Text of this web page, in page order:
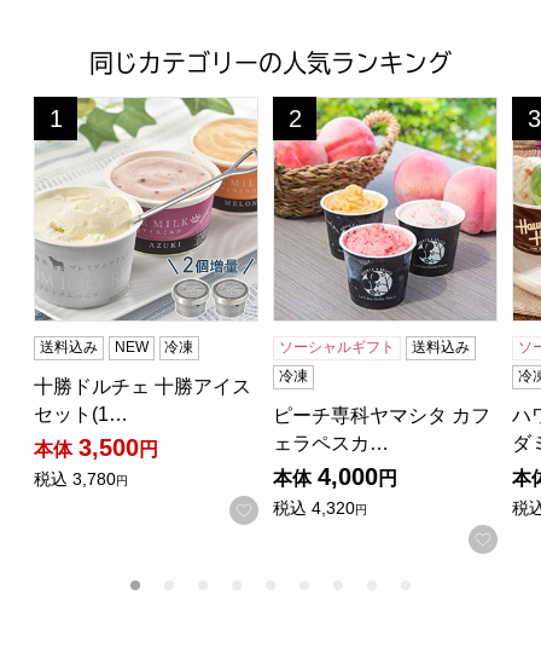
同じカテゴリーの人気ランキング
十勝ドルチェ 十勝アイスセット(10個)プレミアムアイス2
1
位
送料込み NEW 冷凍
十勝ドルチェ 十勝アイス
セット(1…
本体 3,500円
税込 3,780円
お気に入りに登録する
ピーチ専科ヤマシタ カフェ
2
位
ソーシャルギフト
送料込み
冷凍
ピーチ専科ヤマシタ カフ
ェラペスカ…
本体 4,000円
税込 4,320円
お気
3
位
ソ
冷
ハ
ダ
本
税